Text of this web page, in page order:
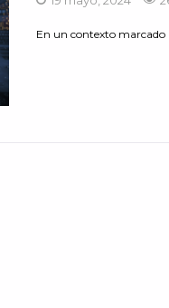
En un contexto marcado